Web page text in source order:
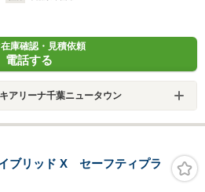
庫確認・見積依頼
電話する
アリーナ千葉ニュータウン
ブリッド X セーフティプラ